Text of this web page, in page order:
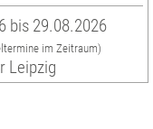
bis 29.08.2026
im Zeitraum)
Leipzig